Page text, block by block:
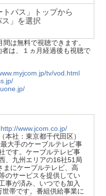
トパス」トップから
ス」を選択
は無料で視聴できます。
者は、１ヵ月経過後も視聴で
tv/vod.html
http://www.jcom.co.jp/
本社：東京都千代田区）
大手のケーブルテレビ事
です。ケーブルテレビ事
、九州エリアの16社51局
まにケーブルテレビ、高
のサービスを提供してい
事が済み、いつでも加入
帯です。番組供給事業に